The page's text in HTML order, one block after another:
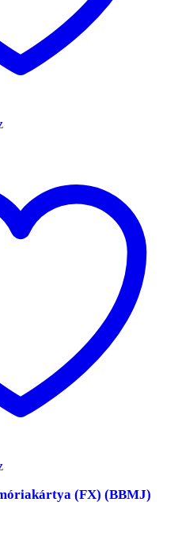
(FX) (BBMJ)